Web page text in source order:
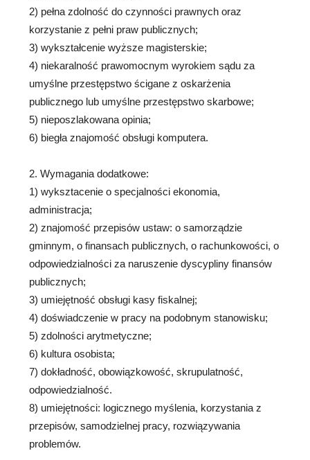
2) pełna zdolność do czynności prawnych oraz
korzystanie z pełni praw publicznych;
3) wykształcenie wyższe magisterskie;
4) niekaralność prawomocnym wyrokiem sądu za
umyślne przestępstwo ścigane z oskarżenia
publicznego lub umyślne przestępstwo skarbowe;
5) nieposzlakowana opinia;
6) biegła znajomość obsługi komputera.
2. Wymagania dodatkowe:
1) wyksztacenie o specjalności ekonomia,
administracja;
2) znajomość przepisów ustaw: o samorządzie
gminnym, o finansach publicznych, o rachunkowości, o
odpowiedzialności za naruszenie dyscypliny finansów
publicznych;
3) umiejętność obsługi kasy fiskalnej;
4) doświadczenie w pracy na podobnym stanowisku;
5) zdolności arytmetyczne;
6) kultura osobista;
7) dokładność, obowiązkowość, skrupulatność,
odpowiedzialność.
8) umiejętności: logicznego myślenia, korzystania z
przepisów, samodzielnej pracy, rozwiązywania
problemów.